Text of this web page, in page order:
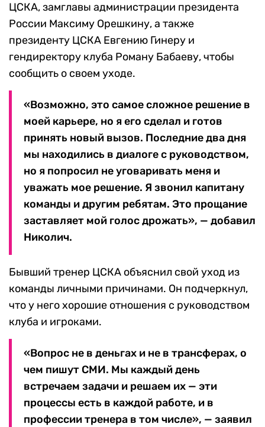
ЦСКА, замглавы администрации президента
России Максиму Орешкину, а также
президенту ЦСКА Евгению Гинеру и
гендиректору клуба Роману Бабаеву, чтобы
сообщить о своем уходе.
«Возможно, это самое сложное решение в
моей карьере, но я его сделал и готов
принять новый вызов. Последние два дня
мы находились в диалоге с руководством,
но я попросил не уговаривать меня и
уважать мое решение. Я звонил капитану
команды и другим ребятам. Это прощание
заставляет мой голос дрожать», — добавил
Николич.
Бывший тренер ЦСКА объяснил свой уход из
команды личными причинами. Он подчеркнул,
что у него хорошие отношения с руководством
клуба и игроками.
«Вопрос не в деньгах и не в трансферах, о
чем пишут СМИ. Мы каждый день
встречаем задачи и решаем их — эти
процессы есть в каждой работе, и в
профессии тренера в том числе», — заявил